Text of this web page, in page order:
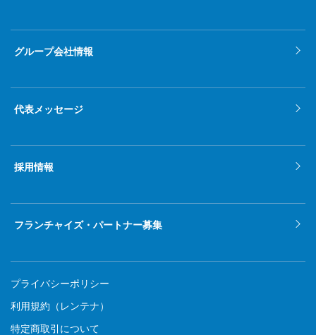
グループ会社情報
代表メッセージ
採用情報
フランチャイズ・パートナー募集
プライバシーポリシー
利用規約（レンテナ）
特定商取引について